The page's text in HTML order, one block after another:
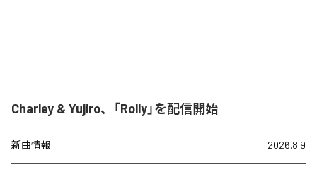
Charley & Yujiro、「Rolly」を配信開始
新曲情報 2026.8.9